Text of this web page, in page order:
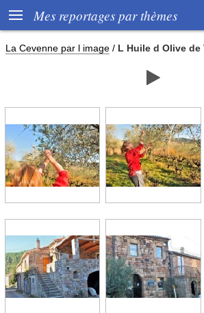
 Mes reportages par thèmes
La Cevenne par l image / L Huile d Olive de
